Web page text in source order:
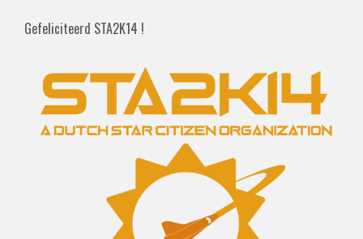
Gefeliciteerd STA2K14 !